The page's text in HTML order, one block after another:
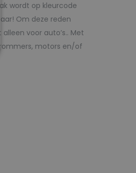
wordt op kleurcode
Om deze reden
voor auto’s.. Met
motors en/of